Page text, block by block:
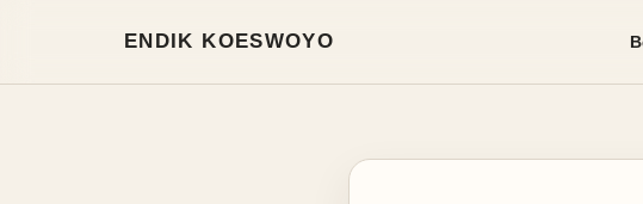
ENDIK KOESWOYO